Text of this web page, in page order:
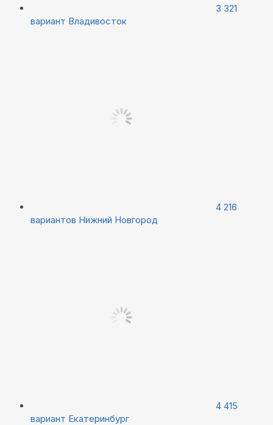
3 321
вариант Владивосток
4 216
вариантов Нижний Новгород
4 415
вариант Екатеринбург